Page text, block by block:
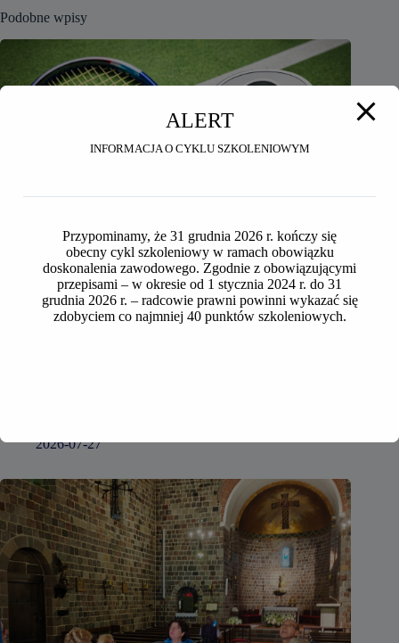
Podobne wpisy
2026-07-27
ALERT
INFORMACJA O CYKLU SZKOLENIOWYM
Przypominamy, że 31 grudnia 2026 r. kończy się
obecny cykl szkoleniowy w ramach obowiązku
doskonalenia zawodowego. Zgodnie z obowiązującymi
przepisami – w okresie od 1 stycznia 2024 r. do 31
grudnia 2026 r. – radcowie prawni powinni wykazać się
zdobyciem co najmniej 40 punktów szkoleniowych.